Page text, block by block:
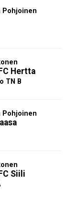
Pohjoinen
Hertta
TN B
Pohjoinen
Siili